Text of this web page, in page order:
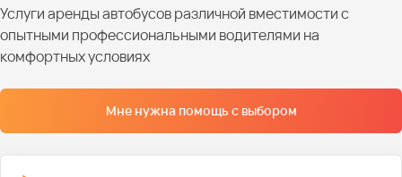
Услуги аренды автобусов различной вместимости с
опытными профессиональными водителями на
комфортных условиях
Мне нужна помощь с выбором